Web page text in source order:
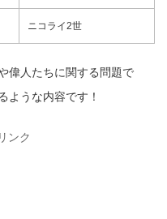
ニコライ2世
偉人たちに関する問題で
ような内容です！
ンク